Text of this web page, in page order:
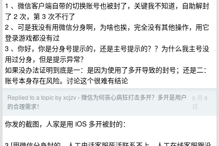
1 、微信客户端自带的切换账号也被封了，关键我不知道，自助解封
了 2 次，第 3 次不行了
2 、可是我没有用微信分身啊，为啥也挨，完全没有其他操作，用它
登录游戏都没有过
3 、你好，你是分身号提示的，还是主号提示的？？为什么我主号没
用过分身，但是提示异常？
如果没办法证明到底是一：是因为使用了多开导致的封号；还是二：
账号本身存在风险。讨论这个很难有结论
Replied to a topic by xcjzv › 微信为何丧心病狂打击多开？多开是用户
的合理需求！
6 月 8
日
你发的截图，人家是用 iOS 多开被封的：